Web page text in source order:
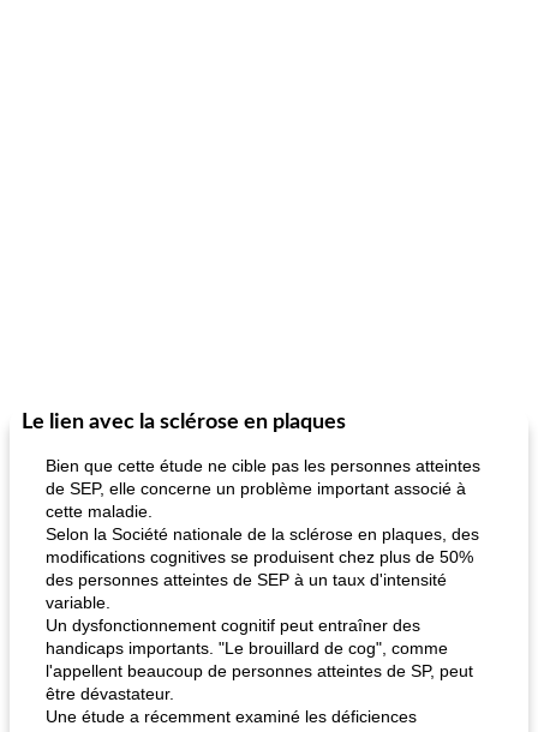
Le lien avec la sclérose en plaques
Bien que cette étude ne cible pas les personnes atteintes
de SEP, elle concerne un problème important associé à
cette maladie.
Selon la Société nationale de la sclérose en plaques, des
modifications cognitives se produisent chez plus de 50%
des personnes atteintes de SEP à un taux d'intensité
variable.
Un dysfonctionnement cognitif peut entraîner des
handicaps importants. "Le brouillard de cog", comme
l'appellent beaucoup de personnes atteintes de SP, peut
être dévastateur.
Une étude a récemment examiné les déficiences